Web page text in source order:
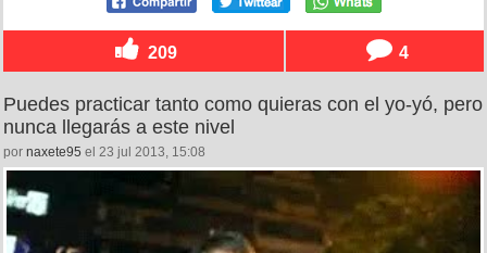
209 4
Puedes practicar tanto como quieras con el yo-yó, pero
nunca llegarás a este nivel
por naxete95 el 23 jul 2013, 15:08